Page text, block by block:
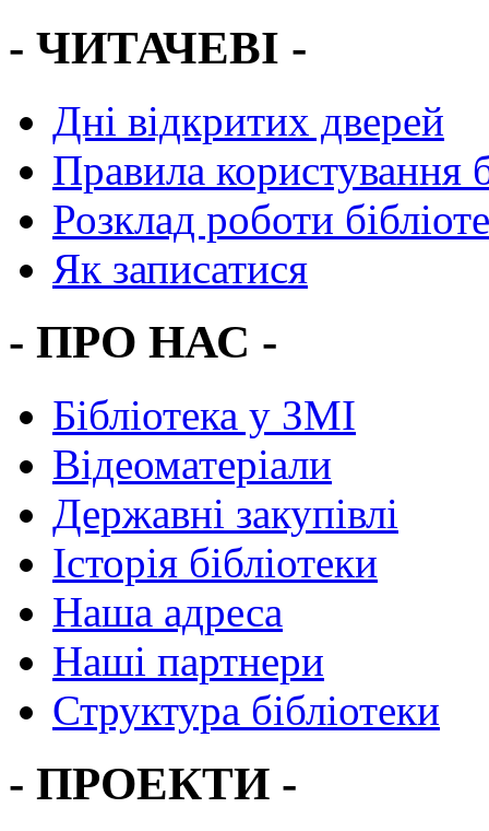
- ЧИТАЧЕВІ -
Дні відкритих дверей
Правила користування
Розклад роботи
Як записатися
- ПРО НАС -
Бібліотека у ЗМІ
Відеоматеріали
Державні закупівлі
Історія бібліотеки
Наша адреса
Наші партнери
Структура бібліотеки
- ПРОЕКТИ -